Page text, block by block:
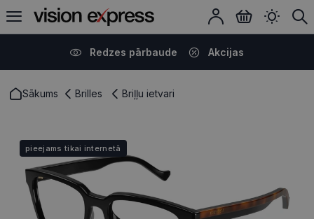
Redzes pārbaude Akcijas
Sākums Brilles Briļļu ietvari
pieejams tikai internetā